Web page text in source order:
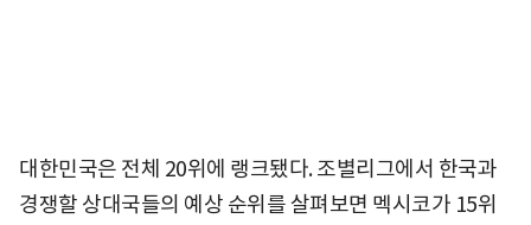
대한민국은 전체 20위에 랭크됐다. 조별리그에서 한국과
경쟁할 상대국들의 예상 순위를 살펴보면 멕시코가 15위